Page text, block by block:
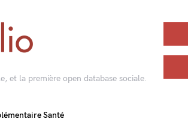
et la première open database sociale.
Santé